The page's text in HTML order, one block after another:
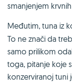
smanjenjem
Međutim, tuna iz
To ne znači da
samo prilikom
toga, pitanje koje
konzerviranoj tuni